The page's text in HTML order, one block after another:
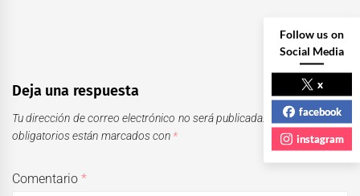
Deja una respuesta
Tu dirección de correo electrónico no será publicada.
Los campos
obligatorios están marcados con *
Comentario*
Follow us on
Social Media
x
facebook
instagram